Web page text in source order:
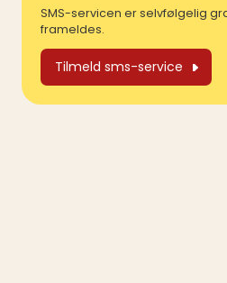
SMS-servicen er selvfølgelig
frameldes.
Tilmeld sms-service